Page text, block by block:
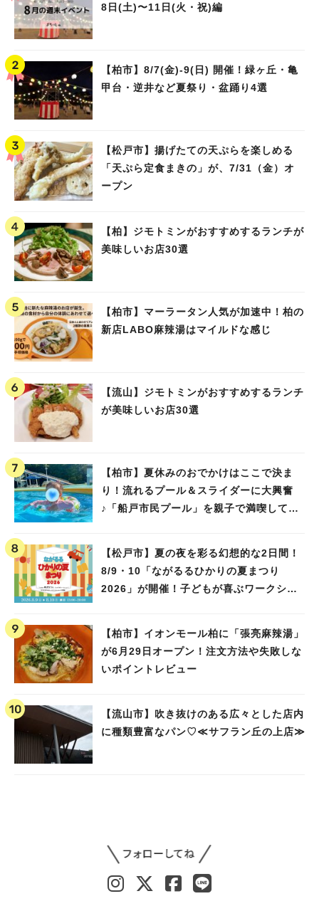
8日(土)〜11日(火・祝)編
【柏市】8/7(金)‐9(日) 開催！緑ヶ丘・亀
甲台・逆井など夏祭り・盆踊り4選
【松戸市】揚げたての天ぷらを楽しめる
「天ぷら定食まきの」が、7/31（金）オ
ープン
【柏】ジモトミンがおすすめするランチが
美味しいお店30選
【柏市】マーラータン人気が加速中！柏の
新店LABO麻辣湯はマイルドな感じ
【流山】ジモトミンがおすすめするランチ
が美味しいお店30選
【柏市】夏休みのおでかけはここで決ま
り！流れるプール＆スライダーに大興奮
♪「船戸市民プール」を親子で満喫してき
【松戸市】夏の夜を彩る幻想的な2日間！
8/9・10「ながるるひかりの夏まつり
2026」が開催！子どもが喜ぶワークショ
【柏市】イオンモール柏に「張亮麻辣湯」
が6月29日オープン！注文方法や失敗しな
いポイントレビュー
【流山市】吹き抜けのある広々とした店内
に種類豊富なパン♡≪サフラン丘の上店≫